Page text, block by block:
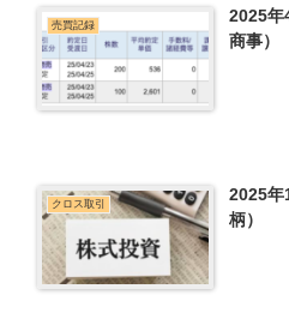
売買記録
2025年
商事）
クロス取引
2025年
柄）